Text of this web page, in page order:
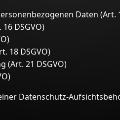
Daten (Art.
DSGVO)
18 DSGVO)
(Art. 21 DSGVO)
Datenschutz-